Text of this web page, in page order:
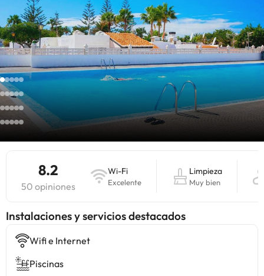
8.2
50 opiniones
Wi-Fi
Excelente
Limpieza
Muy bien
Instalaciones y servicios destacados
Wifi e Internet
Piscinas